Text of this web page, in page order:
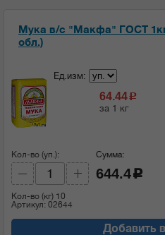
Мука в/с "Макфа" ГОСТ
обл.)
Ед.изм:
64.44c
за 1 кг
Кол-во (уп.):
Кол-во (кг) 10
Артикул: 02644
Сумма:
644.4 c
Добавить